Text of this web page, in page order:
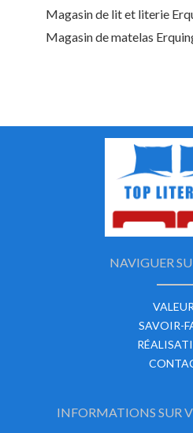
Magasin de lit et literie
Magasin de matelas
NAVIGUER
SAVOIR-
INFORMATIONS SUR